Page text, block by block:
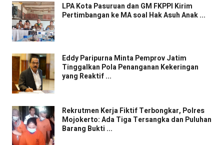
LPA Kota Pasuruan dan GM FKPPI Kirim
Pertimbangan ke MA soal Hak Asuh Anak ...
Eddy Paripurna Minta Pemprov Jatim
Tinggalkan Pola Penanganan Kekeringan
yang Reaktif ...
Rekrutmen Kerja Fiktif Terbongkar, Polres
Mojokerto: Ada Tiga Tersangka dan Puluhan
Barang Bukti ...